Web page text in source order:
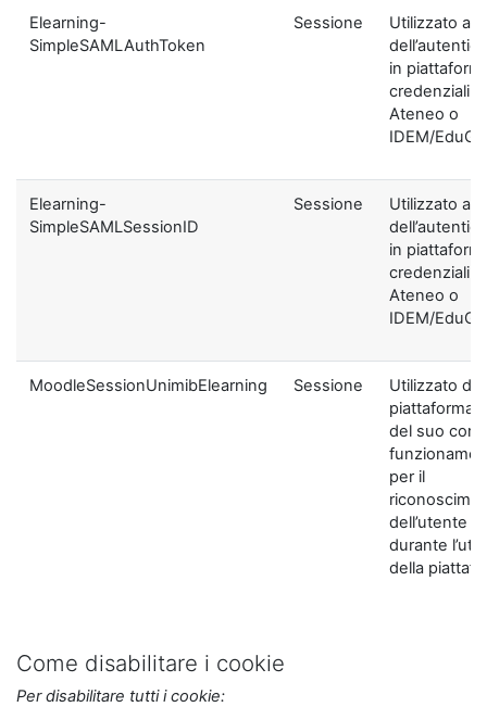
Elearning-
SimpleSAMLAuthToken
Sessione
Utilizzato ai
in
credenziali di
Ateneo o
IDEM/
Elearning-
SimpleSAMLSessionID
Sessione
Utilizzato ai
in
credenziali di
Ateneo o
IDEM/
MoodleSessionUnimibElearning Sessione
Utilizzato
piattaforma
del suo
per il
dell’utente
durante
della
Come disabilitare i cookie
Per disabilitare tutti i cookie: